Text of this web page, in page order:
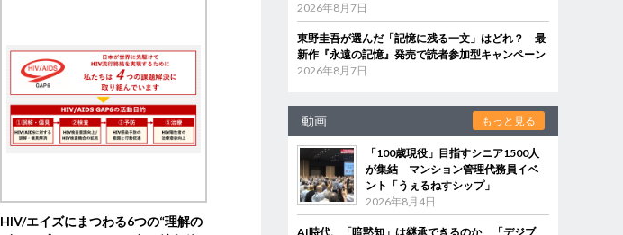
HIV/エイズにまつわる6つの“理解の
2026年8月7日
東野圭吾が選んだ「記憶に残る一文」はどれ？ 最
新作『永遠の記憶』発売で読者参加型キャンペーン
2026年8月7日
動画 もっと見る
「100歳現役」目指すシニア1500人
が集結 マンション管理代務員イベ
ント「うぇるねすシップ」
2026年8月4日
AI時代、「暗黙知」は継承できるのか 「デジブ